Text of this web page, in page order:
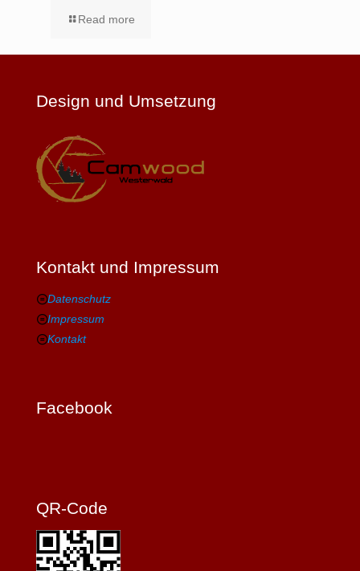
Read more
Design und Umsetzung
Kontakt und Impressum
Datenschutz
Impressum
Kontakt
Facebook
QR-Code